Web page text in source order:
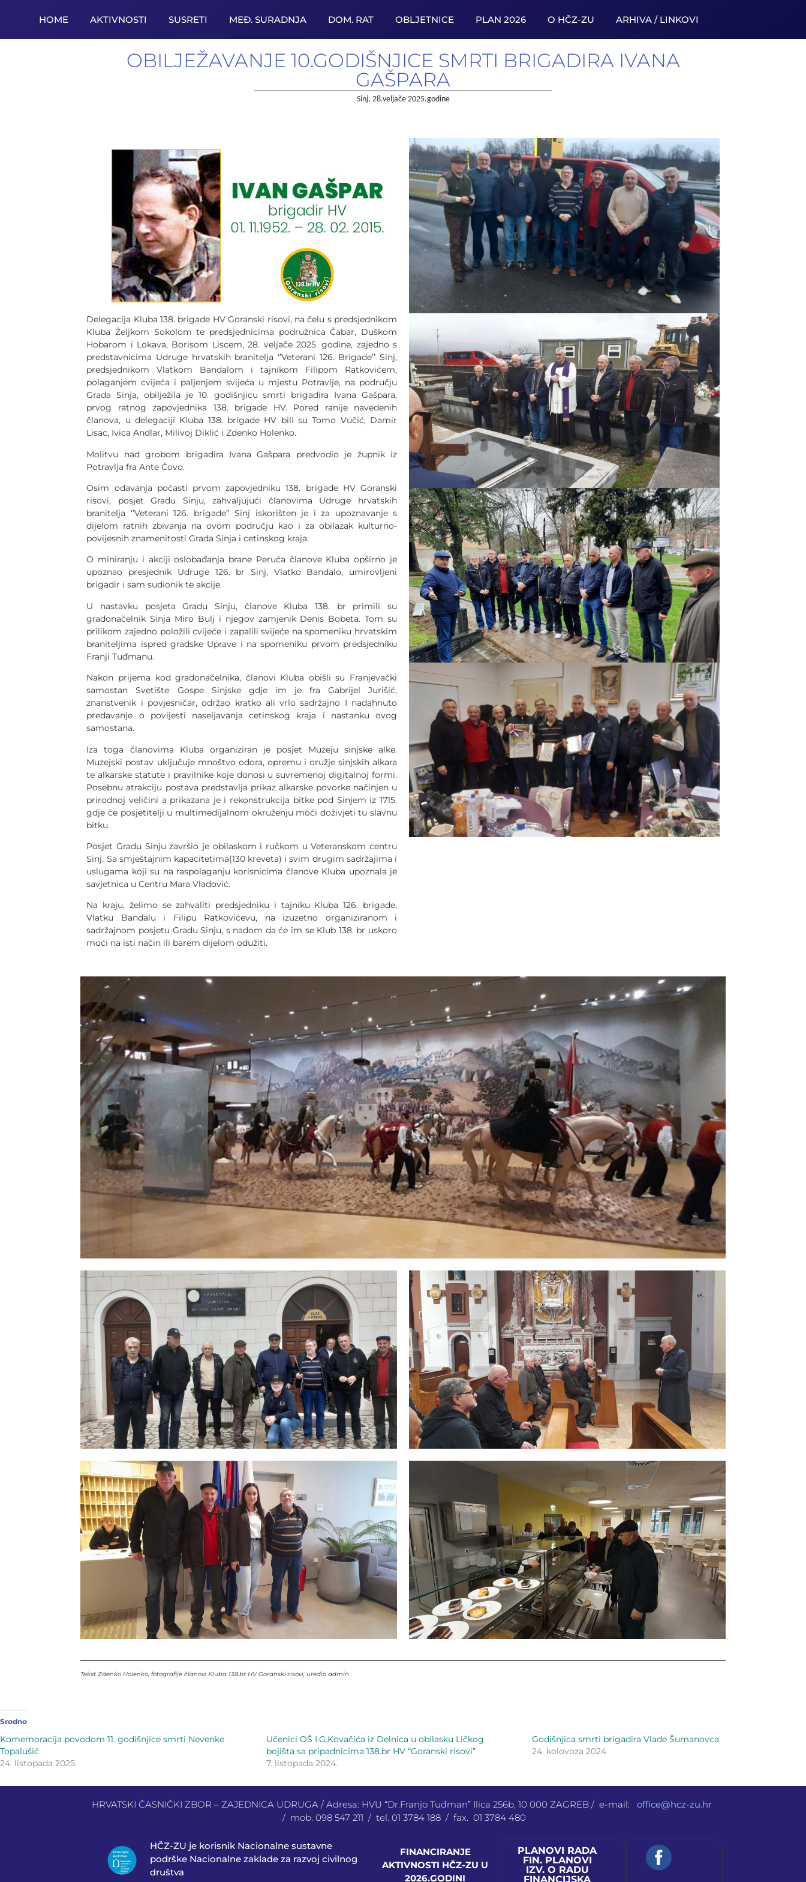
HOME AKTIVNOSTI SUSRETI MEĐ. SURADNJA DOM. RAT OBLJETNICE PLAN 2026 O HČZ-ZU ARHIVA / LINKOVI
OBILJEŽAVANJE 10.GODIŠNJICE SMRTI BRIGADIRA IVANA
GAŠPARA
Sinj, 28.veljače 2025.godine
Delegacija Kluba 138. brigade HV Goranski risovi, na čelu s predsjednikom
Kluba Željkom Sokolom te predsjednicima podružnica Čabar, Duškom
Hobarom i Lokava, Borisom Liscem, 28. veljače 2025. godine, zajedno s
predstavnicima Udruge hrvatskih branitelja ‘’Veterani 126. Brigade’’ Sinj,
predsjednikom Vlatkom Bandalom i tajnikom Filipom Ratkovićem,
polaganjem cvijeća i paljenjem svijeća u mjestu Potravlje, na području
Grada Sinja, obilježila je 10. godišnjicu smrti brigadira Ivana Gašpara,
prvog ratnog zapovjednika 138. brigade HV. Pored ranije navedenih
članova, u delegaciji Kluba 138. brigade HV bili su Tomo Vučić, Damir
Lisac, Ivica Andlar, Milivoj Diklić i Zdenko Holenko.
Molitvu nad grobom brigadira Ivana Gašpara predvodio je župnik iz
Potravlja fra Ante Čovo.
Osim odavanja počasti prvom zapovjedniku 138. brigade HV Goranski
risovi, posjet Gradu Sinju, zahvaljujući članovima Udruge hrvatskih
branitelja ‘’Veterani 126. brigade’’ Sinj iskorišten je i za upoznavanje s
dijelom ratnih zbivanja na ovom području kao i za obilazak kulturno-
povijesnih znamenitosti Grada Sinja i cetinskog kraja.
O miniranju i akciji oslobađanja brane Peruća članove Kluba opširno je
upoznao presjednik Udruge 126. br Sinj, Vlatko Bandalo, umirovljeni
brigadir i sam sudionik te akcije.
U nastavku posjeta Gradu Sinju, članove Kluba 138. br primili su
gradonačelnik Sinja Miro Bulj i njegov zamjenik Denis Bobeta. Tom su
prilikom zajedno položili cvijeće i zapalili svijeće na spomeniku hrvatskim
braniteljima ispred gradske Uprave i na spomeniku prvom predsjedniku
Franji Tuđmanu.
Nakon prijema kod gradonačelnika, članovi Kluba obišli su Franjevački
samostan Svetište Gospe Sinjske gdje im je fra Gabrijel Jurišić,
znanstvenik i povjesničar, održao kratko ali vrlo sadržajno I nadahnuto
predavanje o povijesti naseljavanja cetinskog kraja i nastanku ovog
samostana.
Iza toga članovima Kluba organiziran je posjet Muzeju sinjske alke.
Muzejski postav uključuje mnoštvo odora, opremu i oružje sinjskih alkara
te alkarske statute i pravilnike koje donosi u suvremenoj digitalnoj formi.
Posebnu atrakciju postava predstavlja prikaz alkarske povorke načinjen u
prirodnoj veličini a prikazana je i rekonstrukcija bitke pod Sinjem iz 1715.
gdje će posjetitelji u multimedijalnom okruženju moći doživjeti tu slavnu
bitku.
Posjet Gradu Sinju završio je obilaskom i ručkom u Veteranskom centru
Sinj. Sa smještajnim kapacitetima(130 kreveta) i svim drugim sadržajima i
uslugama koji su na raspolaganju korisnicima članove Kluba upoznala je
savjetnica u Centru Mara Vladović.
Na kraju, želimo se zahvaliti predsjedniku i tajniku Kluba 126. brigade,
Vlatku Bandalu i Filipu Ratkovićevu, na izuzetno organiziranom i
sadržajnom posjetu Gradu Sinju, s nadom da će im se Klub 138. br uskoro
moći na isti način ili barem dijelom odužiti.
Tekst Zdenko Holenko, fotografije članovi Kluba 138.br HV Goranski risovi, uredio admin
Srodno
Komemoracija povodom 11. godišnjice smrti Nevenke
Topalušić
24. listopada 2025.
Učenici OŠ I.G.Kovačića iz Delnica u obilasku Ličkog
bojišta sa pripadnicima 138.br HV “Goranski risovi”
7. listopada 2024.
Godišnjica smrti brigadira Vlade Šumanovca
24. kolovoza 2024.
HRVATSKI ČASNIČKI ZBOR – ZAJEDNICA UDRUGA / Adresa: HVU “Dr.Franjo Tuđman” Ilica 256b, 10 000 ZAGREB / e-mail: office@hcz-zu.hr
/ mob. 098 547 211 / tel. 01 3784 188 / fax. 01 3784 480
HČZ-ZU je korisnik Nacionalne sustavne
podrške Nacionalne zaklade za razvoj civilnog
društva
FINANCIRANJE
AKTIVNOSTI HČZ-ZU U
2026.GODINI
PLANOVI RADA
FIN. PLANOVI
IZV. O RADU
FINANCIJSKA